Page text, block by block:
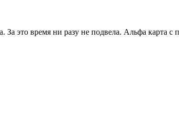
это время ни разу не подвела. Альфа карта